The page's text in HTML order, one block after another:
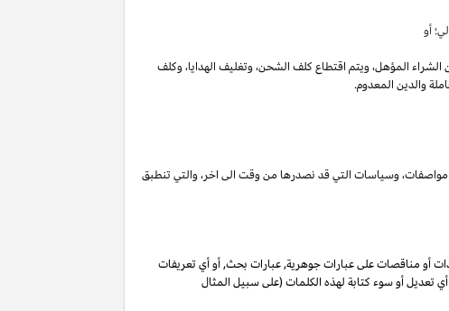
الشراء المؤهل،ويتم اقتطاع كلف الشحن،وتغليف الهدايا،وكلف
والدين المعدوم.
مواصفات،وسياسات التي قد نصدرها من وقت الى اخر،والتي تنطبق
أو مناقصات على عبارات جوهرية, عبارات بحث, أو أي تعريفات
تعديل أو سوء كتابة لهذه الكلمات (على سبيل المثال